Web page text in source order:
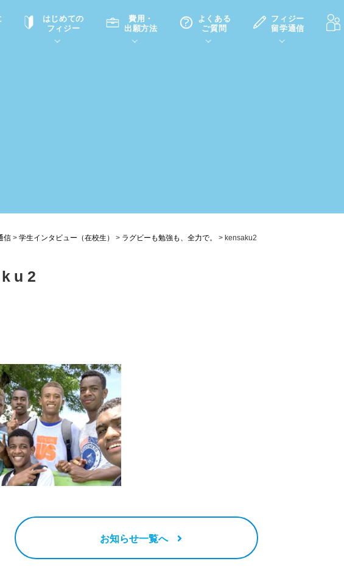
はじめての
フィジー
費用・
出願方法
よくある
ご質問
フィジー
留学通信
信 > 学生インタビュー（在校生） > ラグビーも勉強も、全力で。 > kensaku2
お知らせ一覧へ